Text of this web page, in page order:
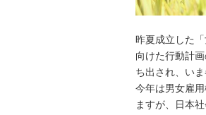
昨夏成立した
向けた行動計
ち出され、い
今年は男女雇
ますが、日本